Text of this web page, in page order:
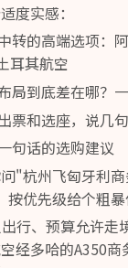
度实感：
转的高端选项：
耳其航空
局到底差在哪？
票和选座，说几
句话的选购建议
"杭州飞匈牙利
优先级给个粗暴
行、预算允许走
经多哈的A350